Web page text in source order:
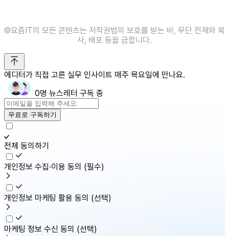
©️요즘IT의 모든 콘텐츠는 저작권법의 보호를 받는 바, 무단 전재와 복
사, 배포 등을 금합니다.
에디터가 직접 고른 실무 인사이트 매주 목요일에 만나요.
0명 뉴스레터 구독 중
무료로 구독하기
전체 동의하기
개인정보 수집·이용 동의 (필수)
개인정보 마케팅 활용 동의 (선택)
마케팅 정보 수신 동의 (선택)